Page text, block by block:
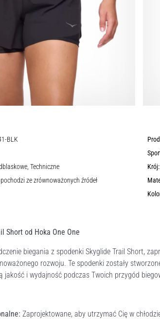
BLK
Techniczne Krój:
ze zrównoważonych źródeł
Short od Hoka One One
biegania z spodenki Skyglide Trail Short,
rozwoju. Te spodenki zostały
jakość i wydajność podczas Twoich przygód
Zaprojektowane, aby utrzymać Cię w